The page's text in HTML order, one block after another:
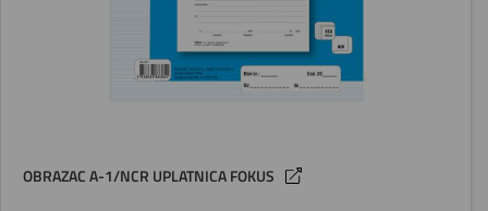
OBRAZAC A-1/NCR UPLATNICA FOKUS